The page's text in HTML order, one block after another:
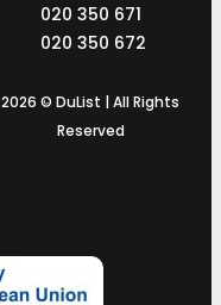
020 350 671
020 350 672
2026 © DuList | All Rights
Reserved